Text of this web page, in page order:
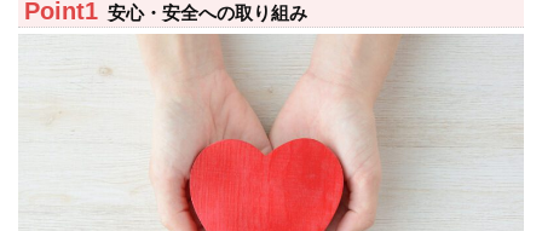
安心・安全への取り組み